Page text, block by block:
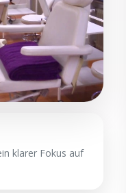
klarer Fokus auf